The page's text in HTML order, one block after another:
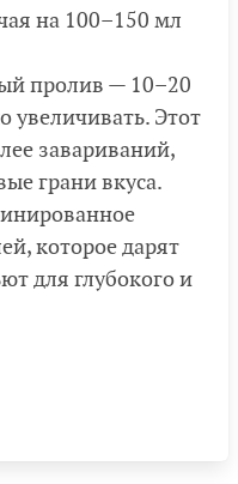
на 100–150 мл
пролив — 10–20
увеличивать. Этот
завариваний,
грани вкуса.
которое дарят
для глубокого и